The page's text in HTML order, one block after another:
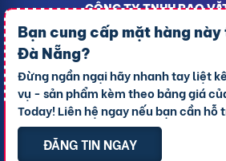
Bạn cung cấp mặt hàng này
Đà Nẵng?
Đừng ngần ngại hãy nhanh tay liệt
vụ - sản phẩm kèm theo bảng giá
Today! Liên hệ ngay nếu bạn cần hỗ
ĐĂNG TIN NGAY
CÔNG TY TNHH RAO
Địa chỉ trụ sở chính: 7 Trần Minh
Cần Thơ
Giấy CNĐKDN: 1801717351 – Ngày
quan cấp: Phòng Đăng ký kinh
Đầu tư TP. Cần
Liên hệ hỗ trợ- Hotline:
-
Chính sách giải quyết